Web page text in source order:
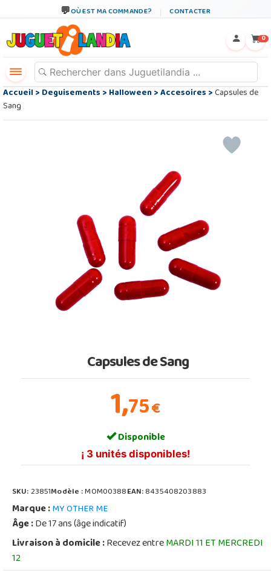
OÙ EST MA COMMANDE? CONTACTER
0
Accueil>Deguisements>Halloween>Accesoires>Capsules de
Sang
Capsules de Sang
1,75€
Disponible
¡ 3 unités disponibles!
SKU:23851Modèle :MOM00388EAN:8435408203883
Marque :MY OTHER ME
Âge :De 17 ans (âge indicatif)
Livraison à domicile :Recevez entreMARDI 11 ET MERCREDI
12